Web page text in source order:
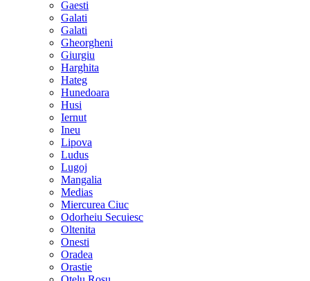
Gaesti
Galati
Galati
Gheorgheni
Giurgiu
Harghita
Hateg
Hunedoara
Husi
Iernut
Ineu
Lipova
Ludus
Lugoj
Mangalia
Medias
Miercurea Ciuc
Odorheiu Secuiesc
Oltenita
Onesti
Oradea
Orastie